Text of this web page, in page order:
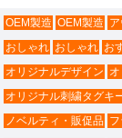
OEM製造 OEM製造
おしゃれ おしゃれ お
オリジナルデザイン
オリジナル刺繍タグキ
ノベルティ・販促品